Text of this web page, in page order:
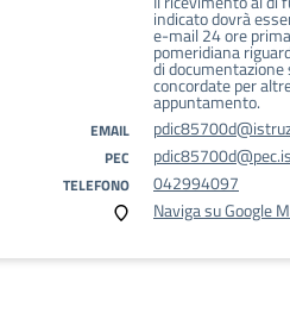
indicato dovrà
e-mail 24 ore
pomeridiana
di documentazione
concordate per
appuntamento.
EMAIL
PEC
TELEFONO
042994097
Naviga su Google